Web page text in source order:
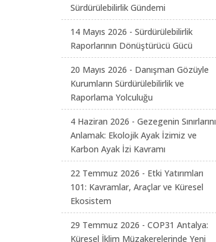
Sürdürülebilirlik Gündemi
14 Mayıs 2026 - Sürdürülebilirlik
Raporlarının Dönüştürücü Gücü
20 Mayıs 2026 - Danışman Gözüyle
Kurumların Sürdürülebilirlik ve
Raporlama Yolculuğu
4 Haziran 2026 - Gezegenin Sınırlarını
Anlamak: Ekolojik Ayak İzimiz ve
Karbon Ayak İzi Kavramı
22 Temmuz 2026 - Etki Yatırımları
101: Kavramlar, Araçlar ve Küresel
Ekosistem
29 Temmuz 2026 - COP31 Antalya:
Küresel İklim Müzakerelerinde Yeni